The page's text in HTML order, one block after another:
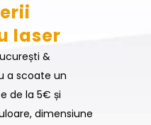
laser
&
a scoate un
de la 5€ și
dimensiune